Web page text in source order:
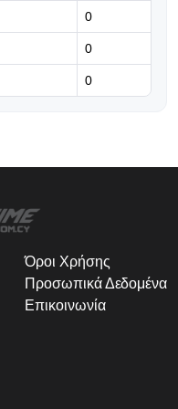
0
0
0
Όροι Χρήσης
Προσωπικά Δεδομένα
Επικοινωνία